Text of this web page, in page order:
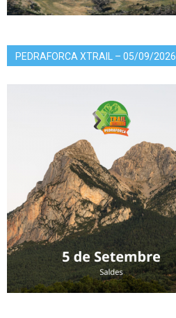
PEDRAFORCA XTRAIL – 05/09/2026